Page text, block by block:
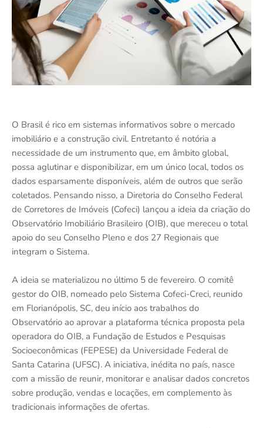
O Brasil é rico em sistemas informativos sobre o mercado
imobiliário e a construção civil. Entretanto é notória a
necessidade de um instrumento que, em âmbito global,
possa aglutinar e disponibilizar, em um único local, todos os
dados esparsamente disponíveis, além de outros que serão
coletados. Pensando nisso, a Diretoria do Conselho Federal
de Corretores de Imóveis (Cofeci) lançou a ideia da criação do
Observatório Imobiliário Brasileiro (OIB), que mereceu o total
apoio do seu Conselho Pleno e dos 27 Regionais que
integram o Sistema.
A ideia se materializou no último 5 de fevereiro. O comitê
gestor do OIB, nomeado pelo Sistema Cofeci-Creci, reunido
em Florianópolis, SC, deu início aos trabalhos do
Observatório ao aprovar a plataforma técnica proposta pela
operadora do OIB, a Fundação de Estudos e Pesquisas
Socioeconômicas (FEPESE) da Universidade Federal de
Santa Catarina (UFSC). A iniciativa, inédita no país, nasce
com a missão de reunir, monitorar e analisar dados concretos
sobre produção, vendas e locações, em complemento às
tradicionais informações de ofertas.